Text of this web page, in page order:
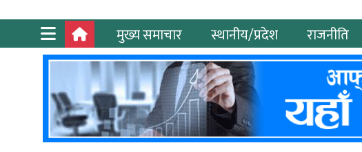
मुख्य समाचार स्थानीय/प्रदेश राजनीति